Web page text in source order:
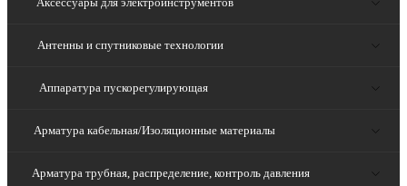
Антенны и спутниковые технологии
Аппаратура пускорегулирующая
Арматура кабельная/Изоляционные материалы
Арматура трубная, распределение, контроль давления